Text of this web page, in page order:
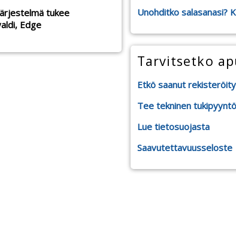
tukee
Edge
Unohditko salasanasi?
Tarvitsetko
Etkö saanut
Tee tekninen
Lue tietosuojasta
Saavutettavuusseloste